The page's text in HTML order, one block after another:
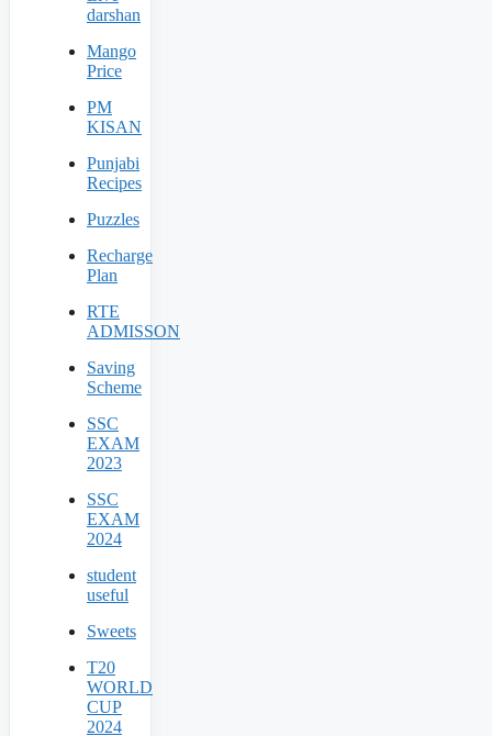
darshan
Mango
Price
PM
KISAN
Punjabi
Recipes
Puzzles
Recharge
Plan
RTE
ADMISSON
Saving
Scheme
SSC
EXAM
2023
SSC
EXAM
2024
student
useful
Sweets
T20
WORLD
CUP
2024